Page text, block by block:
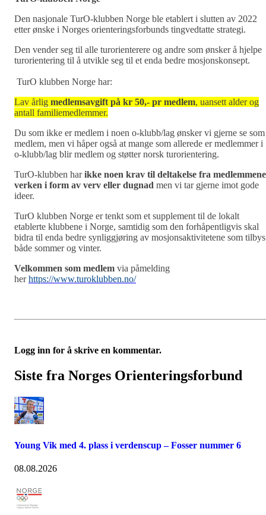
Den nasjonale TurO-klubben Norge ble etablert i slutten av 2022
etter ønske i Norges orienteringsforbunds tingvedtatte strategi.
Den vender seg til alle turorienterere og andre som ønsker å hjelpe
turorientering til å utvikle seg til et enda bedre mosjonskonsept.
TurO klubben Norge har:
Lav årlig medlemsavgift på kr 50,- pr medlem, uansett alder og
antall familiemedlemmer.
Du som ikke er medlem i noen o-klubb/lag ønsker vi gjerne se som
medlem, men vi håper også at mange som allerede er medlemmer i
o-klubb/lag blir medlem og støtter norsk turorientering.
TurO-klubben harikke noen krav til deltakelse fra medlemmene
verken i form av verv eller dugnad men vi tar gjerne imot gode
ideer.
TurO klubben Norge er tenkt som et supplement til de lokalt
etablerte klubbene i Norge, samtidig som den forhåpentligvis skal
bidra til enda bedre synliggjøring av mosjonsaktivitetene som tilbys
både sommer og vinter.
Velkommen som medlem via påmelding
herhttps://www.turoklubben.no/
Logg inn for å skrive en kommentar.
Siste fra Norges Orienteringsforbund
Young Vik med 4. plass i verdenscup – Fosser nummer 6
08.08.2026